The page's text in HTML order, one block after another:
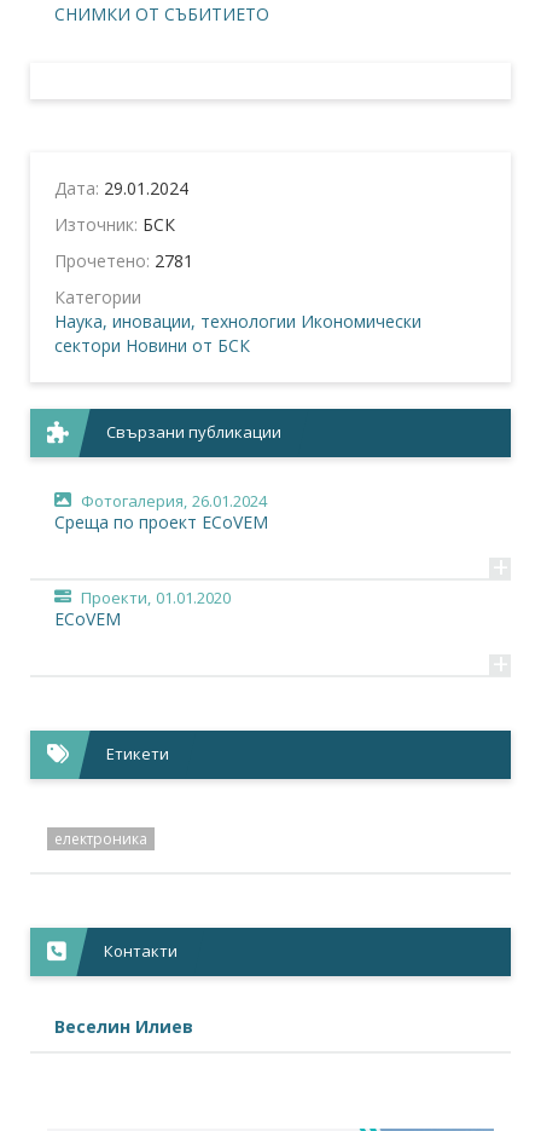
СНИМКИ ОТ СЪБИТИЕТО
Дата: 29.01.2024
Източник: БСК
Прочетено: 2781
Категории
Наука, иновации, технологии Икономически
сектори Новини от БСК
Свързани публикации
Фотогалерия, 26.01.2024
Среща по проект ECoVEM
+
Проекти, 01.01.2020
ECoVEM
+
Етикети
електроника
Контакти
Веселин Илиев